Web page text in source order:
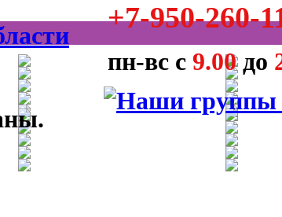
+7-950-260-
пн-вс с 9.00до